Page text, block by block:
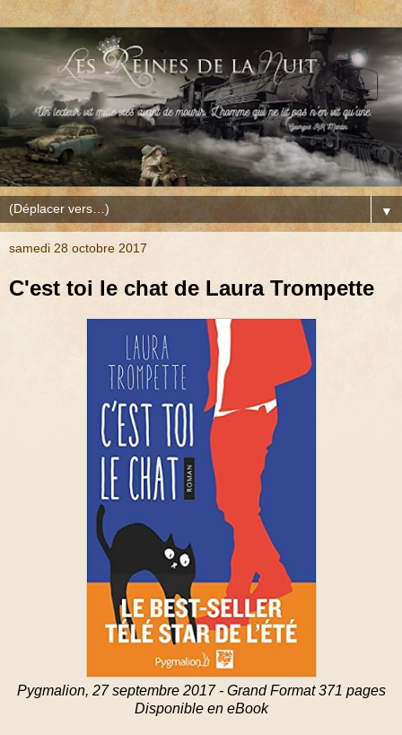
▼
samedi 28 octobre 2017
C'est toi le chat de Laura Trompette
Pygmalion, 27 septembre 2017 - Grand Format 371 pages
Disponible en eBook